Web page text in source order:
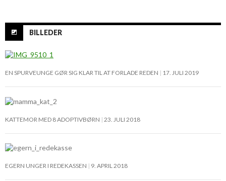
BILLEDER
EN SPURVEUNGE GØR SIG KLAR TIL AT FORLADE REDEN 17. JULI 2019
KATTEMOR MED 8 ADOPTIVBØRN 23. JULI 2018
EGERN UNGER I REDEKASSEN 9. APRIL 2018